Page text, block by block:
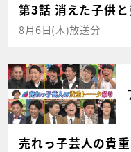
第3話 消えた子供と
8月6日(木)放送分
売れっ子芸人の貴